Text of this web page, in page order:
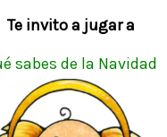
Te invito a jugar a
sabes de la Navidad